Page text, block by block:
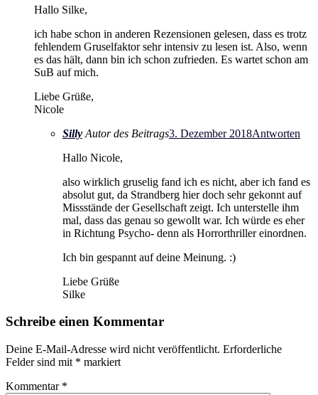
Hallo Silke,
ich habe schon in anderen Rezensionen gelesen, dass es trotz
fehlendem Gruselfaktor sehr intensiv zu lesen ist. Also, wenn
es das hält, dann bin ich schon zufrieden. Es wartet schon am
SuB auf mich.
Liebe Grüße,
Nicole
Silly Autor des Beitrags3. Dezember 2018Antworten
Hallo Nicole,
also wirklich gruselig fand ich es nicht, aber ich fand es
absolut gut, da Strandberg hier doch sehr gekonnt auf
Missstände der Gesellschaft zeigt. Ich unterstelle ihm
mal, dass das genau so gewollt war. Ich würde es eher
in Richtung Psycho- denn als Horrorthriller einordnen.
Ich bin gespannt auf deine Meinung. :)
Liebe Grüße
Silke
Schreibe einen Kommentar
Deine E-Mail-Adresse wird nicht veröffentlicht. Erforderliche
Felder sind mit * markiert
Kommentar *